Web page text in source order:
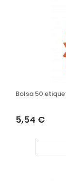
Bolsa 50
5,54 €